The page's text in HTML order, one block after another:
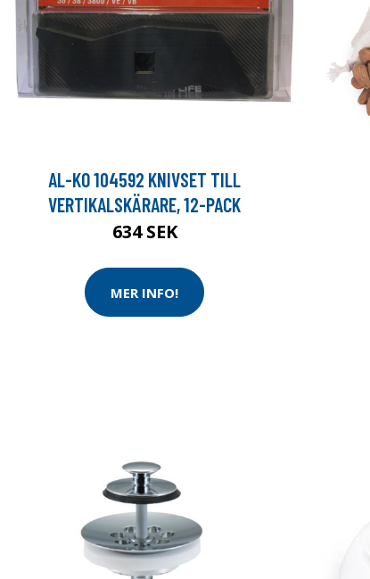
AL-KO 104592 KNIVSET TILL
VERTIKALSKÄRARE, 12-PACK
634 SEK
MER INFO!